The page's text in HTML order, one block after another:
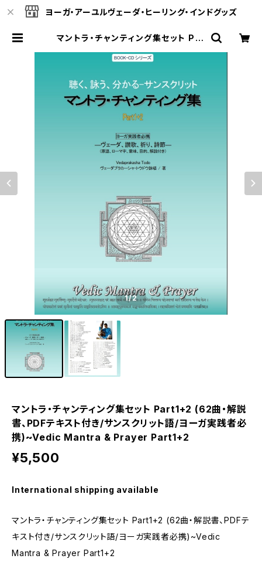
ヨーガ・アーユルヴェーダ・ヒーリング・インドグッズ
マントラ・チャンティング集セット Par
き/サンスクリット語/ヨーガ実践者必
1/2
マントラ・チャンティング集セット Part1+2 (62曲・解説
書、PDFテキスト付き/サンスクリット語/ヨーガ実践者必
携)~Vedic Mantra & Prayer Part1+2
¥5,500
International shipping available
マントラ・チャンティング集セット Part1+2 (62曲・解説書、PDFテ
キスト付き/サンスクリット語/ヨーガ実践者必携)~Vedic
Mantra & Prayer Part1+2